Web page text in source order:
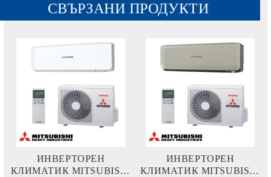
СВЪРЗАНИ ПРОДУКТИ
ИНВЕРТОРЕН
КЛИМАТИК MITSUBISHI
ИНВЕРТОРЕН
КЛИМАТИК MITSUBISHI